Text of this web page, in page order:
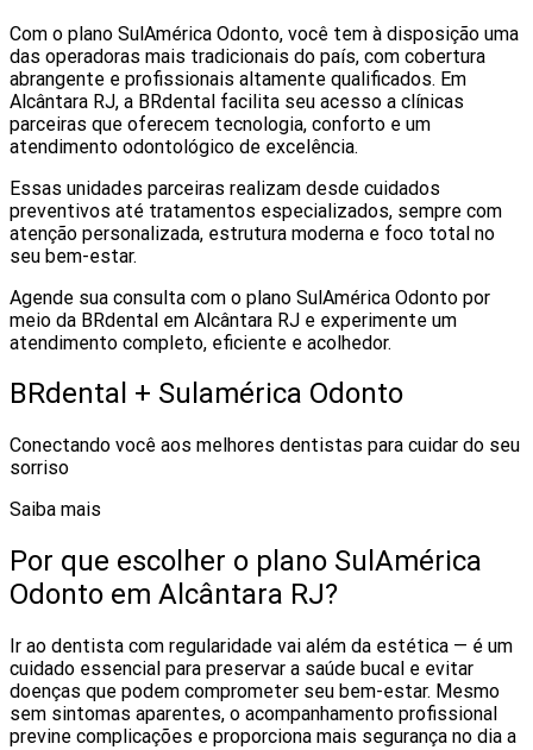
Com o plano SulAmérica Odonto, você tem à disposição uma
das operadoras mais tradicionais do país, com cobertura
abrangente e profissionais altamente qualificados. Em
Alcântara RJ, a BRdental facilita seu acesso a clínicas
parceiras que oferecem tecnologia, conforto e um
atendimento odontológico de excelência.
Essas unidades parceiras realizam desde cuidados
preventivos até tratamentos especializados, sempre com
atenção personalizada, estrutura moderna e foco total no
seu bem-estar.
Agende sua consulta com o plano SulAmérica Odonto por
meio da BRdental em Alcântara RJ e experimente um
atendimento completo, eficiente e acolhedor.
BRdental + Sulamérica Odonto
Conectando você aos melhores dentistas para cuidar do seu
sorriso
Saiba mais
Por que escolher o plano SulAmérica
Odonto em Alcântara RJ?
Ir ao dentista com regularidade vai além da estética — é um
cuidado essencial para preservar a saúde bucal e evitar
doenças que podem comprometer seu bem-estar. Mesmo
sem sintomas aparentes, o acompanhamento profissional
previne complicações e proporciona mais segurança no dia a